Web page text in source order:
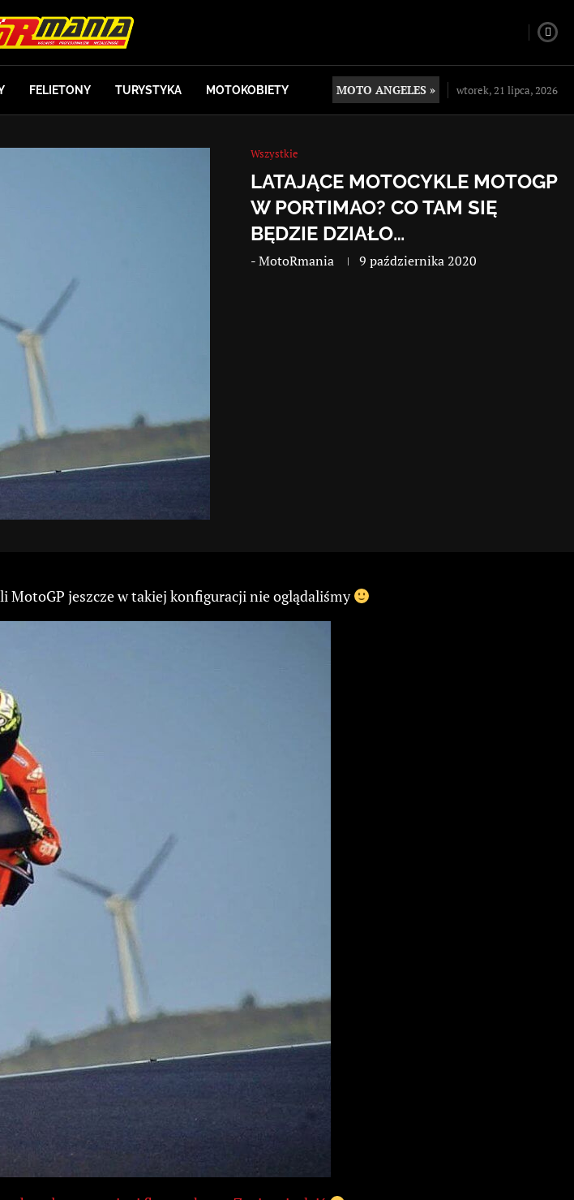
FELIETONY TURYSTYKA MOTOKOBIETY MOTO ANGELES » wtorek, 21 lipca, 2026
Wszystkie
LATAJĄCE MOTOCYKLE MOTOGP
W PORTIMAO? CO TAM SIĘ
BĘDZIE DZIAŁO…
-MotoRmania 9 października 2020
MotoGP jeszcze w takiej konfiguracji nie oglądaliśmy